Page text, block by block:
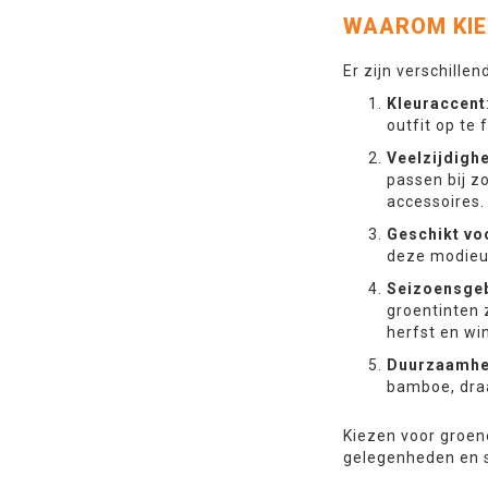
WAAROM
Er zijn
Kleuraccent
outfit op te
passen bij
accessoires.
Geschikt
deze
groentinten
herfst en
bamboe,
Kiezen voor
gelegenheden en